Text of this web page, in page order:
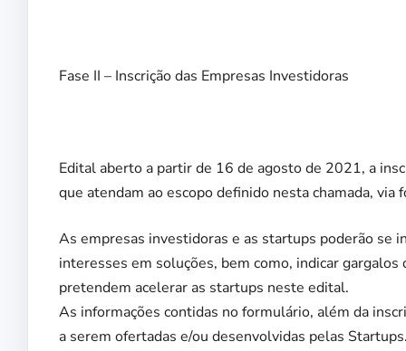
Fase II – Inscrição das Empresas Investidoras
Edital aberto a partir de 16 de agosto de 2021, a
que atendam ao escopo definido nesta chamada, via
As empresas investidoras e as startups poderão se
interesses em soluções, bem como, indicar
pretendem acelerar as startups neste edital.
As informações contidas no formulário, além da
a serem ofertadas e/ou desenvolvidas pelas